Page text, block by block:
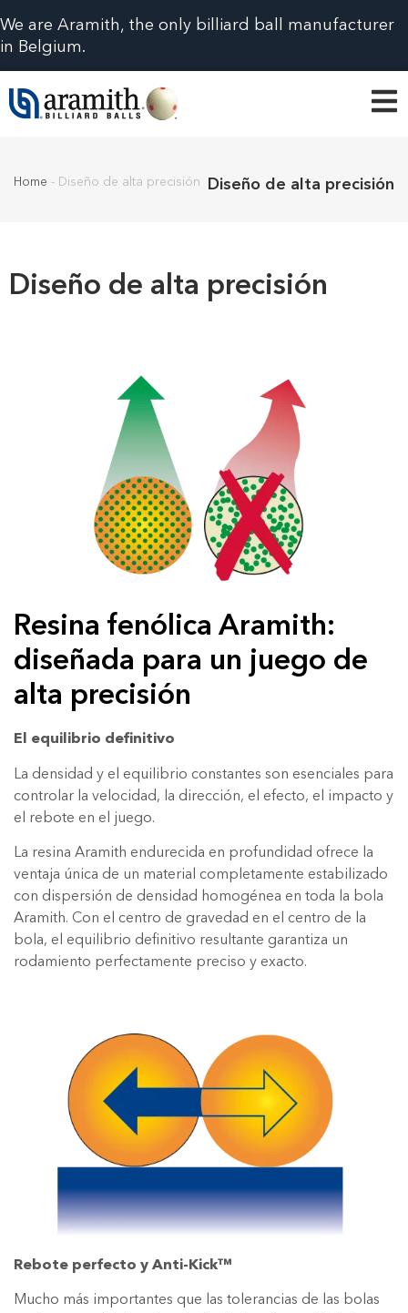
We are Aramith, the only billiard ball manufacturer
in Belgium.
Home - Diseño de alta precisión Diseño de alta precisión
Diseño de alta precisión
Resina fenólica Aramith:
diseñada para un juego de
alta precisión
El equilibrio definitivo
La densidad y el equilibrio constantes son esenciales para
controlar la velocidad, la dirección, el efecto, el impacto y
el rebote en el juego.
La resina Aramith endurecida en profundidad ofrece la
ventaja única de un material completamente estabilizado
con dispersión de densidad homogénea en toda la bola
Aramith. Con el centro de gravedad en el centro de la
bola, el equilibrio definitivo resultante garantiza un
rodamiento perfectamente preciso y exacto.
Rebote perfecto y Anti-Kick™
Mucho más importantes que las tolerancias de las bolas